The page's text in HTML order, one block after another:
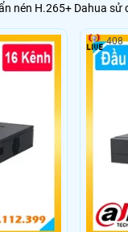
nén H.265+ Dahua sử
408